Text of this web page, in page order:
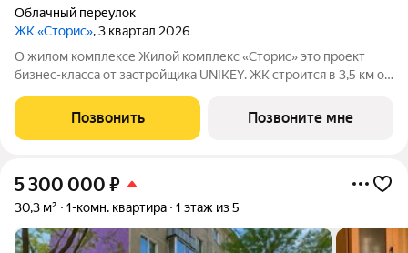
Облачный переулок
ЖК «Сторис», 3 квартал 2026
О жилом комплексе Жилой комплекс «Сторис» это проект
бизнес-класса от застройщика UNIKEY. ЖК строится в 3,5 км от
«Бизнес», «Детство» и «Интеллект». В проекте
предусмотрены общественные
Позвонить Позвоните мне
5 300 000 ₽
30,3 м² 1-комн. квартира 1 этаж из 5